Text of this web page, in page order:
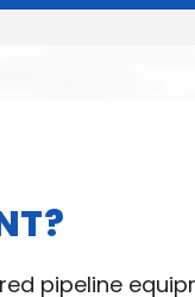
pipeline